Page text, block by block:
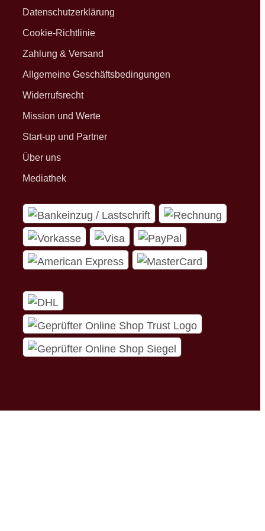
Datenschutzerklärung
Cookie-Richtlinie
Zahlung & Versand
Allgemeine Geschäftsbedingungen
Widerrufsrecht
Mission und Werte
Start-up und Partner
Über uns
Mediathek